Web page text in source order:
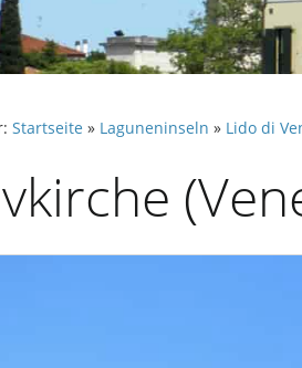
Startseite » Laguneninseln » Lido di